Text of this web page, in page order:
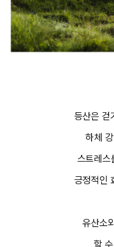
등산은 걷
하체
스트레스
긍정적인
유산소
할